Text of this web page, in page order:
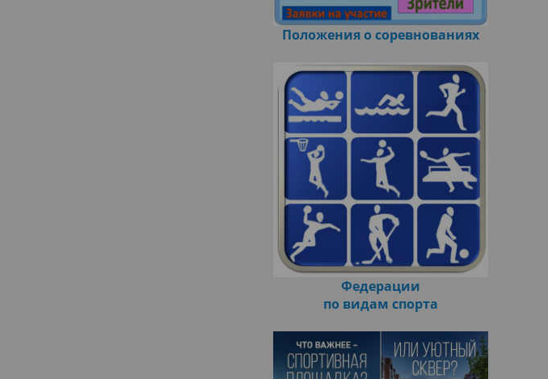
Положения о соревнованиях
Федерации
по видам спорта